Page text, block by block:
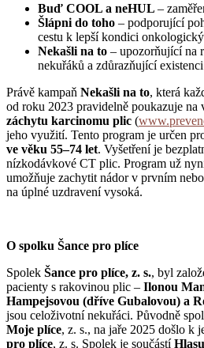
Buď COOL a neHUL –
Šlápni do toho – podporující
cestu k lepší kondici
Nekašli na to – upozorňující na
nekuřáků a zdůrazňující
Právě kampaň Nekašli na to, která
od roku 2023 pravidelně poukazuje na
záchytu karcinomu plic (
jeho využití. Tento program je určen
ve věku 55–74 let. Vyšetření je
nízkodávkové CT plic. Program už
umožňuje zachytit nádor v prvním
na úplné uzdravení vysoká.
O spolku Šance pro plíce
Spolek Šance pro plíce, z. s., byl
pacienty s rakovinou plic – Ilonou
Hampejsovou (dříve Gubalovou) a
jsou celoživotní nekuřáci. Původně
Moje plíce, z. s., na jaře 2025 došlo k
pro plíce, z. s. Spolek je součástí